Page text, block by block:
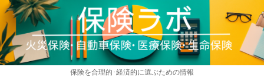
保険を合理的･経済的に選ぶための情報